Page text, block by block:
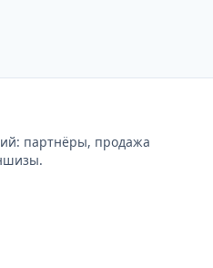
партнёры, продажа